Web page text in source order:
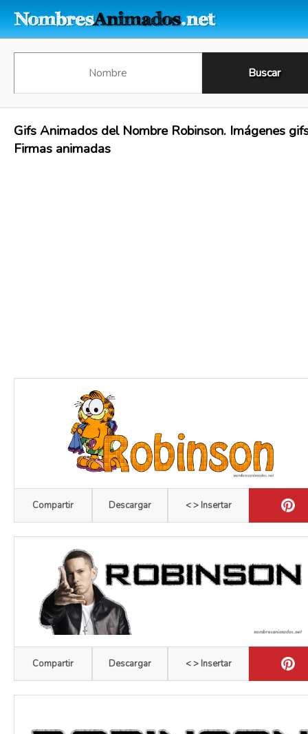
Gifs Animados del Nombre Robinson. Imágenes
Firmas animadas
Compartir Descargar < > Insertar
Compartir Descargar < > Insertar